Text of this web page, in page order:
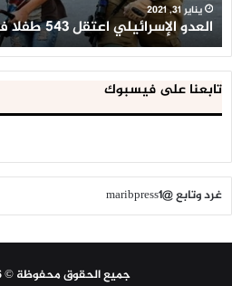
يناير 31, 2021
العدو الإسرائيلي اعتقل 543 طفلا فلسطينيا خلال 2020
تابعنا على فيسبوك
غرد وتابع @maribpress1
جميع الحقوق محفوظة © 2026-مأرب نت